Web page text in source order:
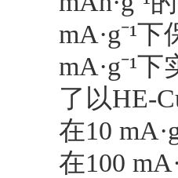
mA·g⁻¹
mA·g⁻¹
了以HE-
在10
在100